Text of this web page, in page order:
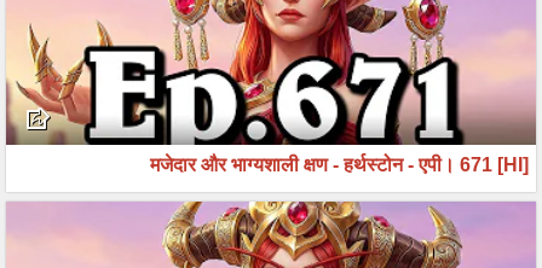
[HI] मजेदार और भाग्यशाली क्षण - हर्थस्टोन - एपी। 671